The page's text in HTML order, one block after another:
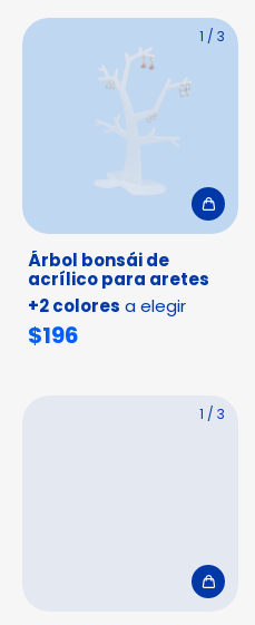
1 / 3
Árbol bonsái de
acrílico para aretes
+2 colores a elegir
$196
1 / 3